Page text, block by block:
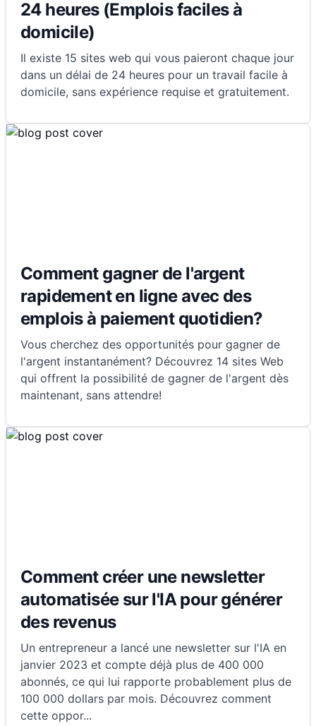
24 heures (Emplois faciles à
domicile)
Il existe 15 sites web qui vous paieront chaque jour
dans un délai de 24 heures pour un travail facile à
domicile, sans expérience requise et gratuitement.
Comment gagner de l'argent
rapidement en ligne avec des
emplois à paiement quotidien?
Vous cherchez des opportunités pour gagner de
l'argent instantanément? Découvrez 14 sites Web
qui offrent la possibilité de gagner de l'argent dès
maintenant, sans attendre!
Comment créer une newsletter
automatisée sur l'IA pour générer
des revenus
Un entrepreneur a lancé une newsletter sur l'IA en
janvier 2023 et compte déjà plus de 400 000
abonnés, ce qui lui rapporte probablement plus de
100 000 dollars par mois. Découvrez comment
cette oppor...